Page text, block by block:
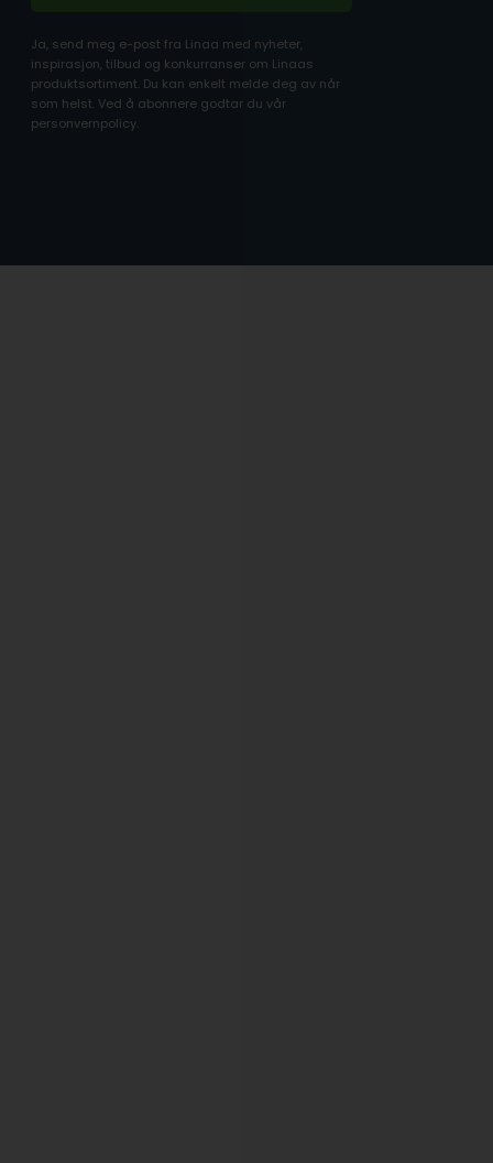
Ja, send meg e-post fra Linaa med nyheter,
inspirasjon, tilbud og konkurranser om Linaas
produktsortiment. Du kan enkelt melde deg av når
som helst. Ved å abonnere godtar du vår
personvernpolicy.